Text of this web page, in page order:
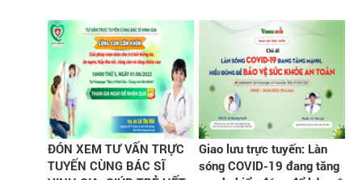
ĐÓN XEM TƯ VẤN TRỰC
TUYẾN CÙNG BÁC SĨ
Giao lưu trực tuyến: Làn
sóng COVID-19 đang tăng